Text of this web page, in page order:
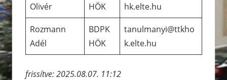
Olivér
HÖK
hk.elte.hu
Rozmann
Adél
BDPK
HÖK
tanulmanyi@ttkho
k.elte.hu
frissítve: 2025.08.07. 11:12